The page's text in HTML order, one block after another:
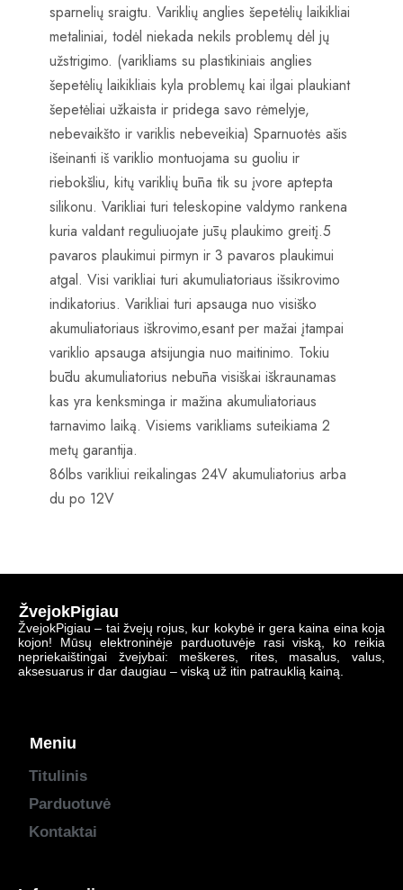
sparnelių sraigtu. Variklių anglies šepetėlių laikikliai
metaliniai, todėl niekada nekils problemų dėl jų
užstrigimo. (varikliams su plastikiniais anglies
šepetėlių laikikliais kyla problemų kai ilgai plaukiant
šepetėliai užkaista ir pridega savo rėmelyje,
nebevaikšto ir variklis nebeveikia) Sparnuotės ašis
išeinanti iš variklio montuojama su guoliu ir
riebokšliu, kitų variklių būna tik su įvore aptepta
silikonu. Varikliai turi teleskopine valdymo rankena
kuria valdant reguliuojate jūsų plaukimo greitį.5
pavaros plaukimui pirmyn ir 3 pavaros plaukimui
atgal. Visi varikliai turi akumuliatoriaus išsikrovimo
indikatorius. Varikliai turi apsauga nuo visiško
akumuliatoriaus iškrovimo,esant per mažai įtampai
variklio apsauga atsijungia nuo maitinimo. Tokiu
būdu akumuliatorius nebūna visiškai iškraunamas
kas yra kenksminga ir mažina akumuliatoriaus
tarnavimo laiką. Visiems varikliams suteikiama 2
metų garantija.
86lbs varikliui reikalingas 24V akumuliatorius arba
du po 12V
ŽvejokPigiau
ŽvejokPigiau – tai žvejų rojus, kur kokybė ir gera kaina eina koja
kojon! Mūsų elektroninėje parduotuvėje rasi viską, ko reikia
nepriekaištingai žvejybai: meškeres, rites, masalus, valus,
aksesuarus ir dar daugiau – viską už itin patrauklią kainą.
Meniu
Titulinis
Parduotuvė
Kontaktai